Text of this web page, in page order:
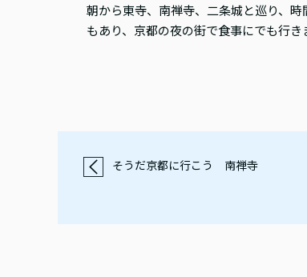
朝から東寺、南禅寺、二条城と巡り、
もあり、京都の夜の街で食事にでも行き
そうだ京都に行こう 南禅寺